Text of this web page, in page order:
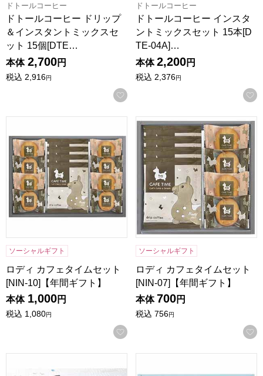
ドトールコーヒー
ドトールコーヒー ドリップ
＆インスタントミックスセ
ット 15個[DTE…
本体 2,700円
税込 2,916円
お気に入りに登録する
ドトールコーヒー
ドトールコーヒー インスタ
ントミックスセット 15本[D
TE-04A]…
本体 2,200円
税込 2,376円
ロディ カフェタイムセット[NIN-10]【年間ギフト】
ソーシャルギフト
ロディ カフェタイムセット
[NIN-10]【年間ギフト】
本体 1,000円
税込 1,080円
お気に入りに登録する
ロディ カフェタイムセット
ソーシャルギフト
ロディ カフェタイムセット
[NIN-07]【年間ギフト】
本体 700円
税込 756円